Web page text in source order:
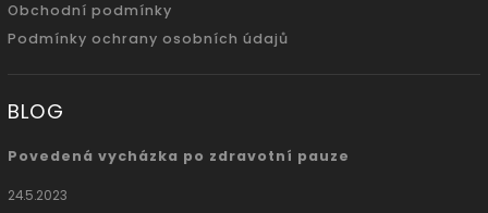
Obchodní podmínky
Podmínky ochrany osobních údajů
BLOG
Povedená vycházka po zdravotní pauze
24.5.2023